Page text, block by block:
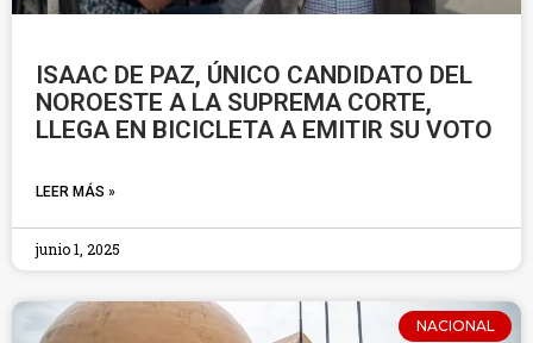
ISAAC DE PAZ, ÚNICO CANDIDATO DEL
NOROESTE A LA SUPREMA CORTE,
LLEGA EN BICICLETA A EMITIR SU VOTO
LEER MÁS »
junio 1, 2025
NACIONAL